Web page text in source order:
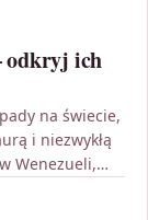
odkryj ich
na świecie,
i niezwykłą
Wenezueli,